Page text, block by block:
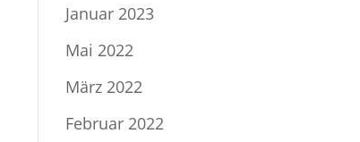
Januar 2023
Mai 2022
März 2022
Februar 2022